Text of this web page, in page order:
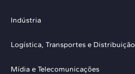
Indústria
Logística, Transportes e Distribuição
Mídia e Telecomunicações